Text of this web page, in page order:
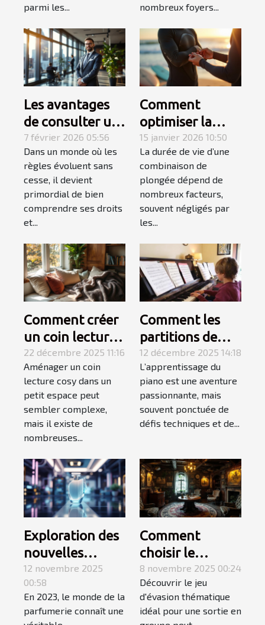
parmi les...
nombreux foyers...
Les avantages
de consulter un
spécialiste du
droit
7 février 2026 05:56
Dans un monde où les
règles évoluent sans
cesse, il devient
primordial de bien
comprendre ses droits
et...
Comment
optimiser la
durabilité de
votre
combinaison de
plongée ?
15 janvier 2026 10:50
La durée de vie d’une
combinaison de
plongée dépend de
nombreux facteurs,
souvent négligés par
les...
Comment créer
un coin lecture
cosy dans un
petit espace ?
22 décembre 2025 11:16
Aménager un coin
lecture cosy dans un
petit espace peut
sembler complexe,
mais il existe de
nombreuses...
Comment les
partitions de
niveau variable
favorisent
l'apprentissage
du piano ?
12 décembre 2025 14:18
L’apprentissage du
piano est une aventure
passionnante, mais
souvent ponctuée de
défis techniques et de...
Exploration des
nouvelles
tendances des
parfums en
2023
12 novembre 2025
00:58
En 2023, le monde de la
parfumerie connaît une
Comment
choisir le
meilleur jeu
d'évasion
thématique
pour une sortie
8 novembre 2025 00:24
Découvrir le jeu
d'évasion thématique
idéal pour une sortie en